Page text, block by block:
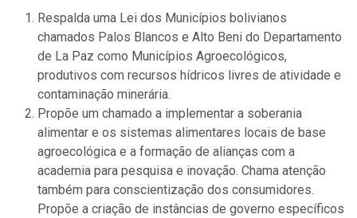
Respalda uma Lei dos Municípios bolivianos
chamados Palos Blancos e Alto Beni do Departamento
de La Paz como Municípios Agroecológicos,
produtivos com recursos hídricos livres de atividade e
contaminação minerária.
Propõe um chamado a implementar a soberania
alimentar e os sistemas alimentares locais de base
agroecológica e a formação de alianças com a
academia para pesquisa e inovação. Chama atenção
também para conscientização dos consumidores.
Propõe a criação de instâncias de governo específicos